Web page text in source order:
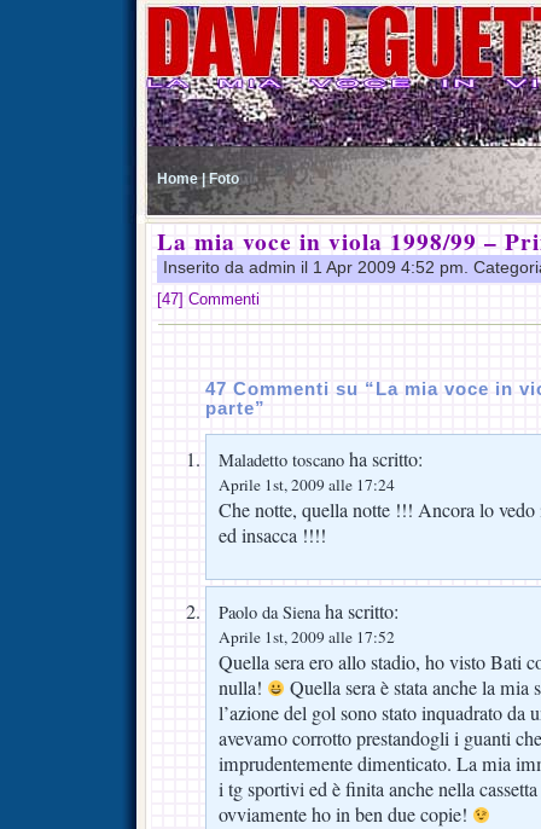
Home | Foto
La mia voce in viola 1998/99 –
Inserito da admin il 1 Apr 2009 4:52 pm.
[47] Commenti
47 Commenti su “La mia voce in
parte”
Maladetto toscano ha scritto:
Aprile 1st, 2009 alle 17:24
Che notte, quella notte !!! Ancora lo vedo
ed insacca !!!!
Paolo da Sienaha scritto:
Aprile 1st, 2009 alle 17:52
Quella sera ero allo stadio, ho visto Bati
nulla!
Quella sera è stata anche la mia
l’azione del gol sono stato inquadrato da
avevamo corrotto prestandogli i guanti
imprudentemente dimenticato. La mia
i tg sportivi ed è finita anche nella
ovviamente ho in ben due copie!